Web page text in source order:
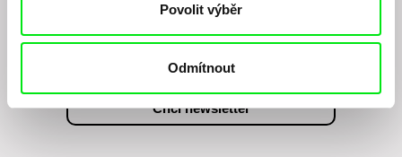
Povolit výběr
Odmítnout